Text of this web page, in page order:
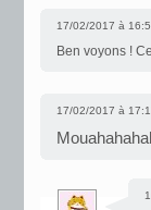
17/02/2017 à
Ben voyons !
17/02/2017 à